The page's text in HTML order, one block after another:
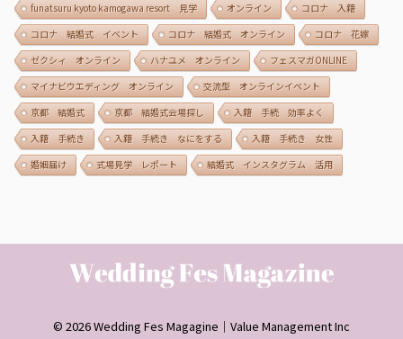
funatsuru kyoto kamogawa resort 見学 オンライン
コロナ 入籍
コロナ 結婚式 イベント
コロナ 結婚式 オンライン
コロナ 花嫁
ゼクシィ オンライン
ハナユメ オンライン
フェスマガONLINE
マイナビウエディング オンライン
交流型 オンラインイベント
京都 結婚式
京都 結婚式会場探し
入籍 手続 効率よく
入籍 手続き
入籍 手続き なにをする
入籍 手続き 女性
婚姻届け
式場見学 レポート 結婚式 インスタグラム 活用
© 2026 Wedding Fes Magagine｜Value Management Inc